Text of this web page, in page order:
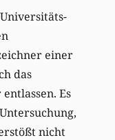
einer
das
Es
nicht